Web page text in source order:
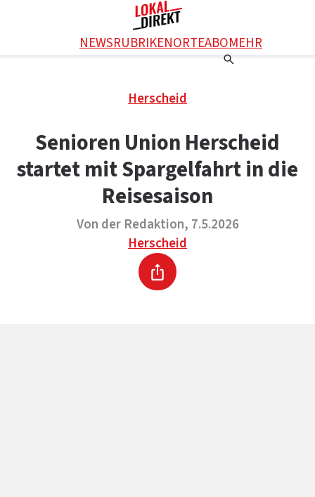
NEWSRUBRIKENORTEABOMEHR
Werbung schalten
Kontakt
Das Team
KONTAKT
DAS TEAM
ÜBER UNS
Herscheid
Senioren Union Herscheid
startet mit Spargelfahrt in die
Reisesaison
Von der Redaktion, 7.5.2026
Herscheid
Drucken